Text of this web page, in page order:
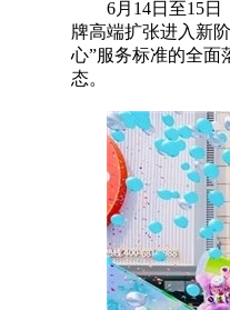
6月14日至15日，
牌高端扩张进入新
心”服务标准的全面
态。